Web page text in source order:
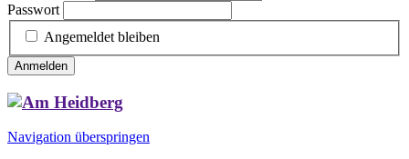
Passwort
Angemeldet bleiben
Anmelden
Navigation überspringen